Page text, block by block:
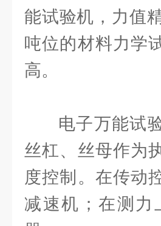
能试验机，力值
吨位的材料力学
高。
电子万能试
丝杠、丝母作为
度控制。在传动
减速机；在测力